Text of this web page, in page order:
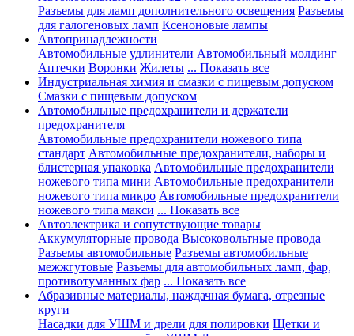
Разъемы для ламп дополнительного освещения Разъемы
для галогеновых ламп Ксеноновые лампы
Автопринадлежности
Автомобильные удлинители Автомобильный молдинг
Аптечки Воронки Жилеты ... Показать все
Индустриальная химия и смазки с пищевым допуском
Смазки с пищевым допуском
Автомобильные предохранители и держатели
предохранителя
Автомобильные предохранители ножевого типа
стандарт Автомобильные предохранители, наборы и
блистерная упаковка Автомобильные предохранители
ножевого типа мини Автомобильные предохранители
ножевого типа микро Автомобильные предохранители
ножевого типа макси ... Показать все
Автоэлектрика и сопутствующие товары
Аккумуляторные провода Высоковольтные провода
Разъемы автомобильные Разъемы автомобильные
межжгутовые Разъемы для автомобильных ламп, фар,
противотуманных фар ... Показать все
Абразивные материалы, наждачная бумага, отрезные
круги
Насадки для УШМ и дрели для полировки Щетки и